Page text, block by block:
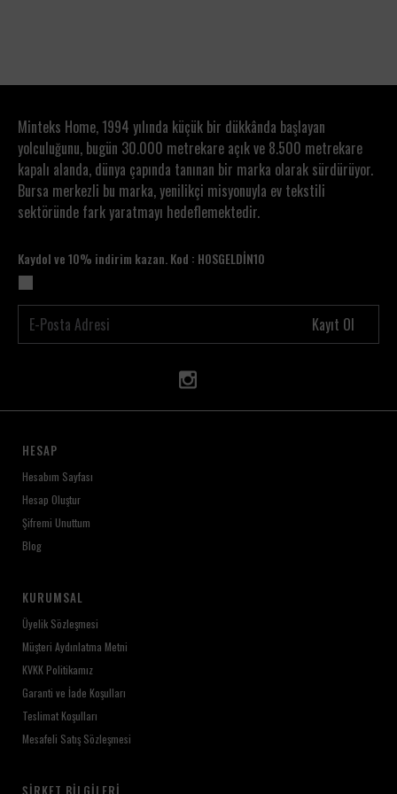
Minteks Home, 1994 yılında küçük bir dükkânda başlayan
yolculuğunu, bugün 30.000 metrekare açık ve 8.500 metrekare
kapalı alanda, dünya çapında tanınan bir marka olarak sürdürüyor.
Bursa merkezli bu marka, yenilikçi misyonuyla ev tekstili
sektöründe fark yaratmayı hedeflemektedir.
Kaydol ve 10% indirim kazan. Kod : HOSGELDİN10
Kayıt Ol
HESAP
Hesabım Sayfası
Hesap Oluştur
Şifremi Unuttum
Blog
KURUMSAL
Üyelik Sözleşmesi
Müşteri Aydınlatma Metni
KVKK Politikamız
Garanti ve İade Koşulları
Teslimat Koşulları
Mesafeli Satış Sözleşmesi